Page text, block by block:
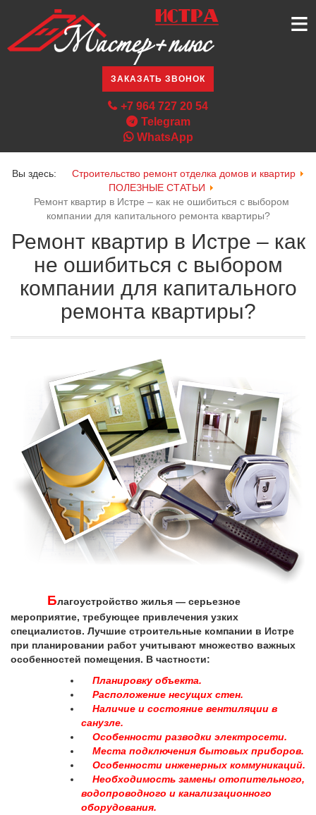
≡
ЗАКАЗАТЬ ЗВОНОК
+7 964 727 20 54
Telegram
WhatsApp
Вы здесь:
Строительство ремонт отделка домов и квартир
ПОЛЕЗНЫЕ СТАТЬИ
Ремонт квартир в Истре – как не ошибиться с выбором
компании для капитального ремонта квартиры?
Ремонт квартир в Истре – как
не ошибиться с выбором
компании для капитального
ремонта квартиры?
Благоустройство жилья — серьезное
мероприятие, требующее привлечения узких
специалистов. Лучшие строительные компании в Истре
при планировании работ учитывают множество важных
особенностей помещения. В частности:
Планировку объекта.
Расположение несущих стен.
Наличие и состояние вентиляции в
санузле.
Особенности разводки электросети.
Места подключения бытовых приборов.
Особенности инженерных коммуникаций.
Необходимость замены отопительного,
водопроводного и канализационного
оборудования.